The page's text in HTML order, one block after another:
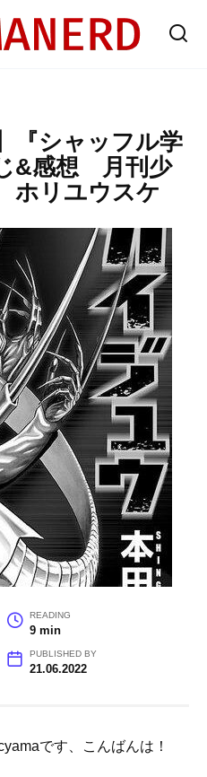
『シャッフル学
&感想 月刊少
リユウスケ
READING
9 min
PUBLISHED BY
21.06.2022
です、こんばんは！